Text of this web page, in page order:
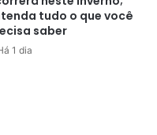
tudo o que você
saber
1 dia